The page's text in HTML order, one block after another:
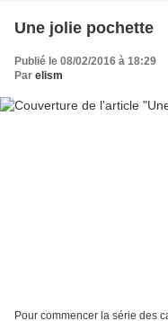
Une jolie pochette
Publié le 08/02/2016 à 18:29
Par elism
Pour commencer la série des